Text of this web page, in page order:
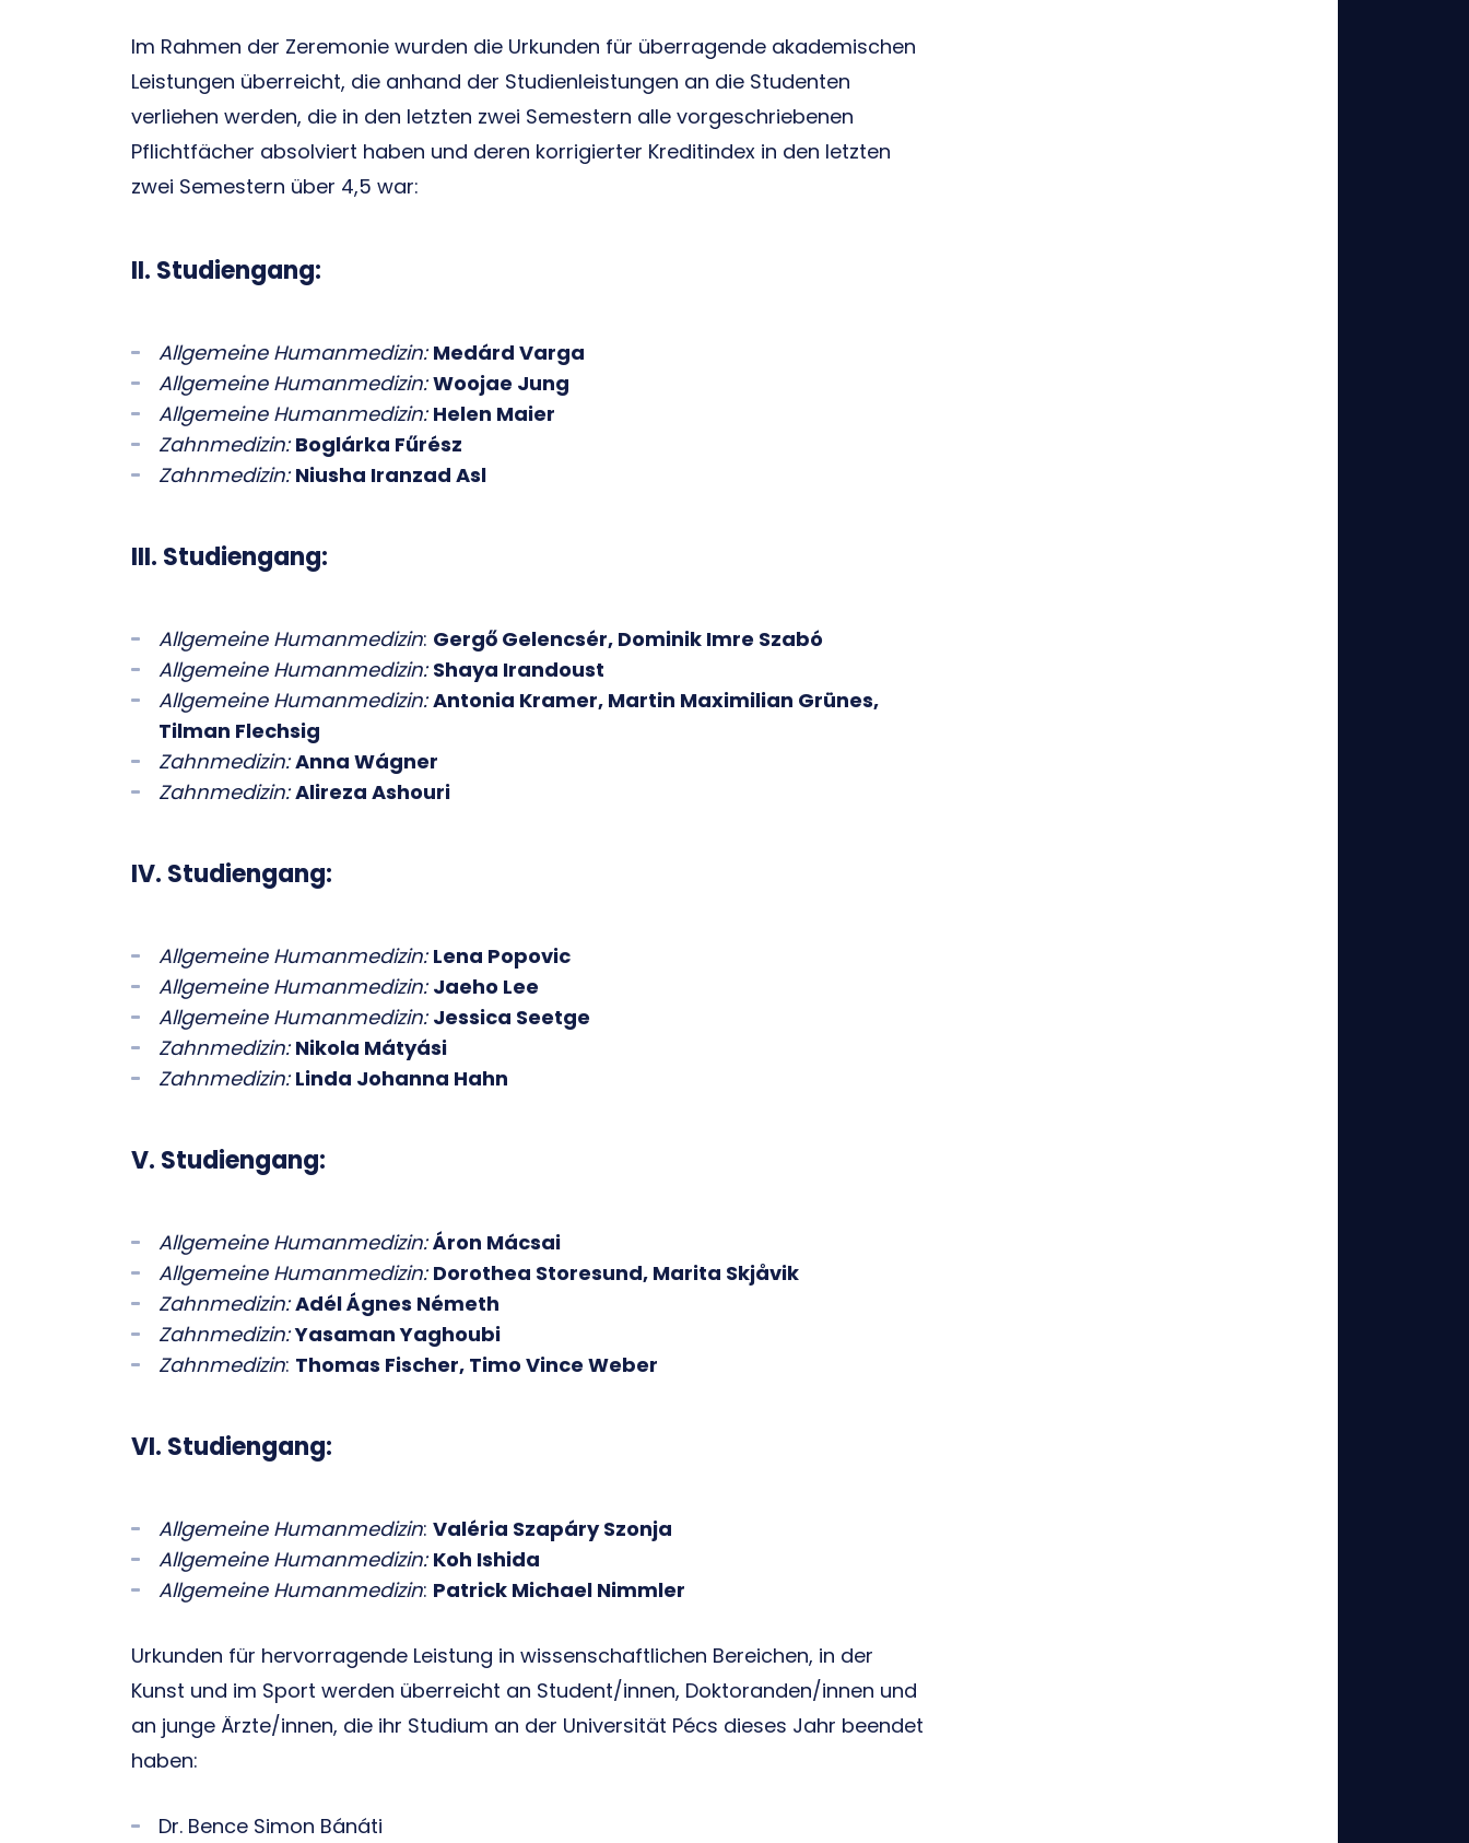
Im Rahmen der Zeremonie wurden die Urkunden für überragende akademischen
Leistungen überreicht, die anhand der Studienleistungen an die Studenten
verliehen werden, die in den letzten zwei Semestern alle vorgeschriebenen
Pflichtfächer absolviert haben und deren korrigierter Kreditindex in den letzten
zwei Semestern über 4,5 war:
II. Studiengang:
Allgemeine Humanmedizin: Medárd Varga
Allgemeine Humanmedizin: Woojae Jung
Allgemeine Humanmedizin: Helen Maier
Zahnmedizin: Boglárka Fűrész
Zahnmedizin: Niusha Iranzad Asl
III. Studiengang:
Allgemeine Humanmedizin: Gergő Gelencsér, Dominik Imre Szabó
Allgemeine Humanmedizin: Shaya Irandoust
Allgemeine Humanmedizin: Antonia Kramer, Martin Maximilian Grünes,
Tilman Flechsig
Zahnmedizin: Anna Wágner
Zahnmedizin:Alireza Ashouri
IV. Studiengang:
Allgemeine Humanmedizin: Lena Popovic
Allgemeine Humanmedizin: Jaeho Lee
Allgemeine Humanmedizin: Jessica Seetge
Zahnmedizin: Nikola Mátyási
Zahnmedizin: Linda Johanna Hahn
V. Studiengang:
Allgemeine Humanmedizin: Áron Mácsai
Allgemeine Humanmedizin: Dorothea Storesund, Marita Skjåvik
Zahnmedizin: Adél Ágnes Németh
Zahnmedizin: Yasaman Yaghoubi
Zahnmedizin: Thomas Fischer, Timo Vince Weber
VI. Studiengang:
Allgemeine Humanmedizin: Valéria Szapáry Szonja
Allgemeine Humanmedizin: Koh Ishida
Allgemeine Humanmedizin: Patrick Michael Nimmler
Urkunden für hervorragende Leistung in wissenschaftlichen Bereichen, in der
Kunst und im Sport werden überreicht an Student/innen, Doktoranden/innen und
an junge Ärzte/innen, die ihr Studium an der Universität Pécs dieses Jahr beendet
haben:
Dr. Bence Simon Bánáti